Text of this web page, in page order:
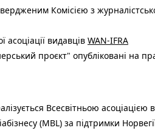
Комісією з
асоціації видавців WAN-IFRA
проєкт" опубліковані на
Всесвітньою асоціацією
(MBL) за підтримки